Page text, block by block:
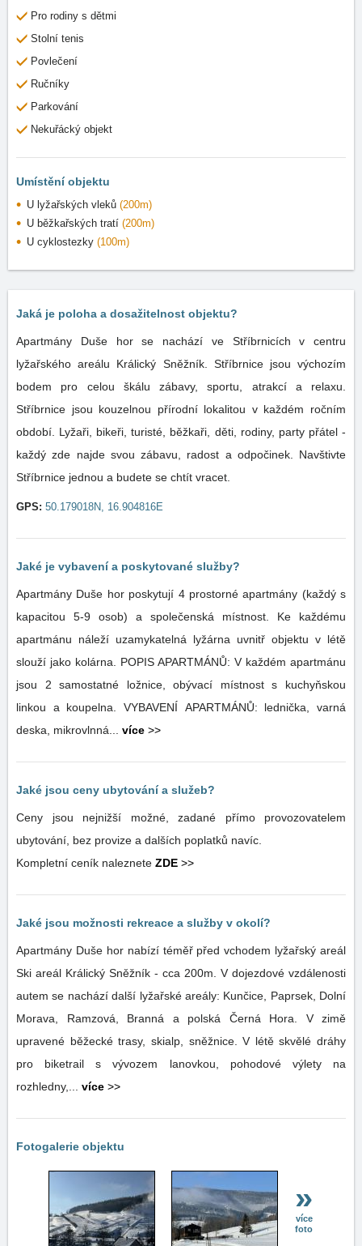
Pro rodiny s dětmi
Stolní tenis
Povlečení
Ručníky
Parkování
Nekuřácký objekt
Umístění objektu
U lyžařských vleků (200m)
U běžkařských tratí (200m)
U cyklostezky (100m)
Jaká je poloha a dosažitelnost objektu?
Apartmány Duše hor se nachází ve Stříbrnicích v centru
lyžařského areálu Králický Sněžník. Stříbrnice jsou výchozím
bodem pro celou škálu zábavy, sportu, atrakcí a relaxu.
Stříbrnice jsou kouzelnou přírodní lokalitou v každém ročním
období. Lyžaři, bikeři, turisté, běžkaři, děti, rodiny, party přátel -
každý zde najde svou zábavu, radost a odpočinek. Navštivte
Stříbrnice jednou a budete se chtít vracet.
GPS: 50.179018N, 16.904816E
Jaké je vybavení a poskytované služby?
Apartmány Duše hor poskytují 4 prostorné apartmány (každý s
kapacitou 5-9 osob) a společenská místnost. Ke každému
apartmánu náleží uzamykatelná lyžárna uvnitř objektu v létě
slouží jako kolárna. POPIS APARTMÁNŮ: V každém apartmánu
jsou 2 samostatné ložnice, obývací místnost s kuchyňskou
linkou a koupelna. VYBAVENÍ APARTMÁNŮ: lednička, varná
deska, mikrovlnná... více >>
Jaké jsou ceny ubytování a služeb?
Ceny jsou nejnižší možné, zadané přímo provozovatelem
ubytování, bez provize a dalších poplatků navíc.
Kompletní ceník naleznete ZDE >>
Jaké jsou možnosti rekreace a služby v okolí?
Apartmány Duše hor nabízí téměř před vchodem lyžařský areál
Ski areál Králický Sněžník - cca 200m. V dojezdové vzdálenosti
autem se nachází další lyžařské areály: Kunčice, Paprsek, Dolní
Morava, Ramzová, Branná a polská Černá Hora. V zimě
upravené běžecké trasy, skialp, sněžnice. V létě skvělé dráhy
pro biketrail s vývozem lanovkou, pohodové výlety na
rozhledny,... více >>
Fotogalerie objektu
»
více
foto